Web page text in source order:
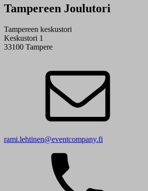
Tampereen Joulutori
Tampereen keskustori
Keskustori 1
33100 Tampere
rami.lehtinen@eventcompany.fi